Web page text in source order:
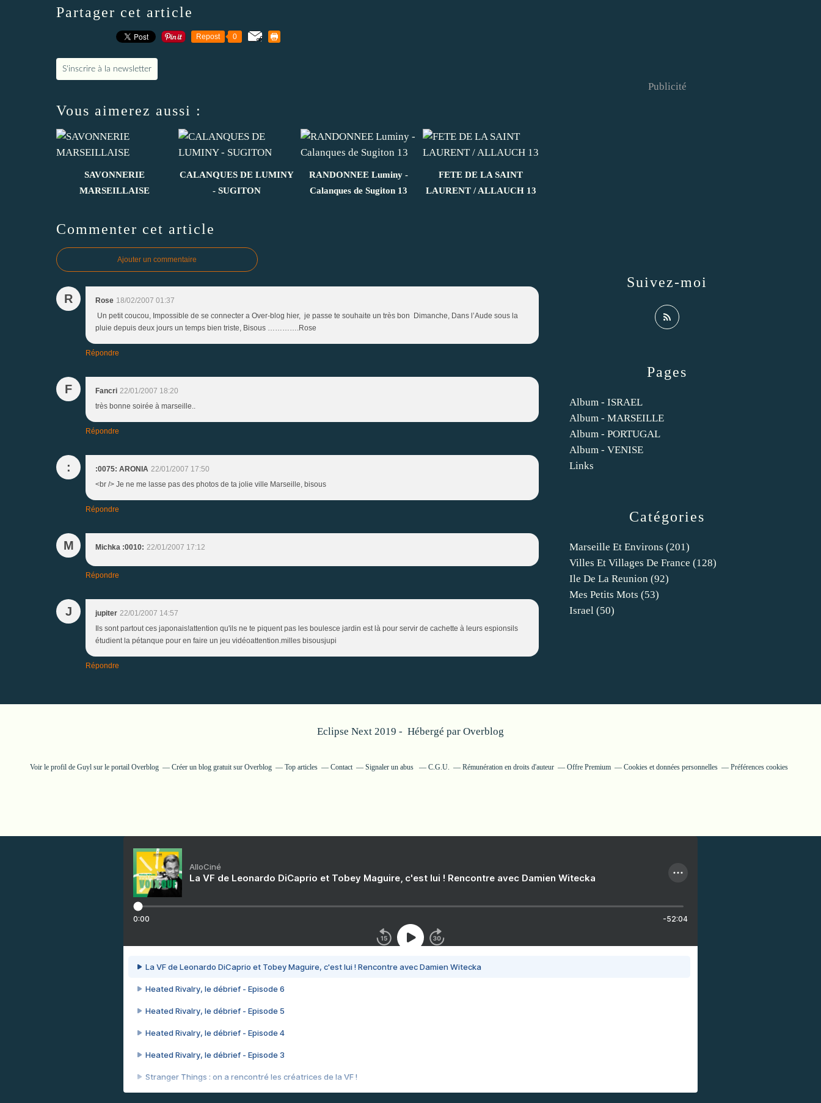
Partager cet article
Repost 0
S'inscrire à la newsletter
Vous aimerez aussi :
SAVONNERIE
MARSEILLAISE
CALANQUES DE LUMINY
- SUGITON
RANDONNEE Luminy -
Calanques de Sugiton 13
FETE DE LA SAINT
LAURENT / ALLAUCH 13
Commenter cet article
Ajouter un commentaire
R Rose 18/02/2007 01:37
Un petit coucou, Impossible de se connecter a Over-blog hier, je passe te souhaite un très bon Dimanche, Dans l’Aude sous la
pluie depuis deux jours un temps bien triste, Bisous ………….Rose
Répondre
F Fancri 22/01/2007 18:20
très bonne soirée à marseille..
Répondre
: :0075: ARONIA 22/01/2007 17:50
<br /> Je ne me lasse pas des photos de ta jolie ville Marseille, bisous
Répondre
M Michka :0010: 22/01/2007 17:12
Répondre
J jupiter 22/01/2007 14:57
Ils sont partout ces japonais!attention qu'ils ne te piquent pas les boulesce jardin est là pour servir de cachette à leurs espionsils
étudient la pétanque pour en faire un jeu vidéoattention.milles bisousjupi
Répondre
Catégories
Marseille Et Environs (201)
Villes Et Villages De France (128)
Ile De La Reunion (92)
Mes Petits Mots (53)
Israel (50)
Pages
Album - ISRAEL
Album - MARSEILLE
Album - PORTUGAL
Album - VENISE
Links
Suivez-moi
Publicité
Eclipse Next 2019 - Hébergé par Overblog
Voir le profil de Guylsur le portail Overblog Créer un blog gratuit sur Overblog Top articles Contact Signaler un abus C.G.U. Rémunération en droits d'auteur Offre Premium Cookies et données personnelles Préférences cookies
AlloCiné
La VF de Leonardo DiCaprio et Tobey Maguire, c'est lui ! Rencontre avec Damien Witecka
0:00 -52:04
La VF de Leonardo DiCaprio et Tobey Maguire, c'est lui ! Rencontre avec Damien Witecka
Heated Rivalry, le débrief - Episode 6
Heated Rivalry, le débrief - Episode 5
Heated Rivalry, le débrief - Episode 4
Heated Rivalry, le débrief - Episode 3
Stranger Things : on a rencontré les créatrices de la VF !